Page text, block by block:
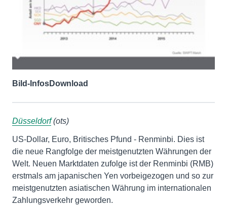
Bild-InfosDownload
Düsseldorf(ots)
US-Dollar, Euro, Britisches Pfund - Renminbi. Dies ist
die neue Rangfolge der meistgenutzten Währungen der
Welt. Neuen Marktdaten zufolge ist der Renminbi (RMB)
erstmals am japanischen Yen vorbeigezogen und so zur
meistgenutzten asiatischen Währung im internationalen
Zahlungsverkehr geworden.